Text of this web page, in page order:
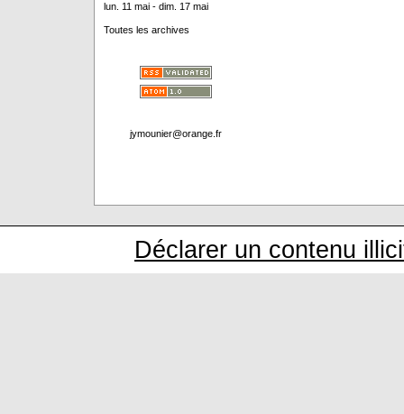
lun. 11 mai - dim. 17 mai
Toutes les archives
jymounier@orange.fr
Déclarer un contenu